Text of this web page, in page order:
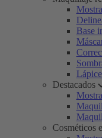
Base
Destacados
Cosméticos